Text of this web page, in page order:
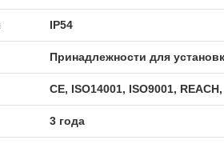
IP54
Принадлежности для
CE, ISO14001, ISO9001,
3 года